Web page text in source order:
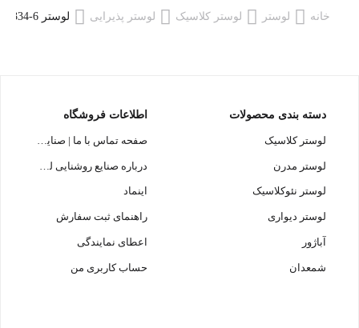
خانه لوستر لوستر کلاسیک لوستر پذیرایی لوستر L1334-6 لوسترسازان
دسته بندی محصولات
لوستر کلاسیک
لوستر مدرن
لوستر نئوکلاسیک
لوستر دیواری
آباژور
شمعدان
اطلاعات فروشگاه
اینماد
راهنمای ثبت سفارش
اعطای نمایندگی
حساب کاربری من